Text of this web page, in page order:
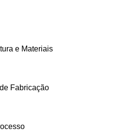
e Materiais
Fabricação